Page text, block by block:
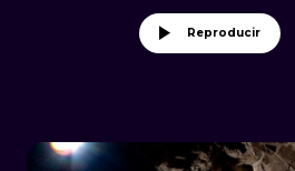
Reproducir